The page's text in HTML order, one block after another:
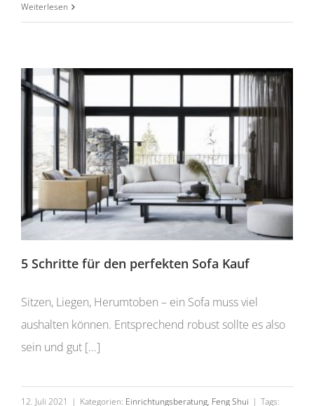
Weiterlesen
5 Schritte für den perfekten Sofa Kauf
Sitzen, Liegen, Herumtoben – ein Sofa muss viel
aushalten können. Entsprechend robust sollte es also
sein und gut [...]
12. Juli 2021 | Kategorien: Einrichtungsberatung, Feng Shui | Tags: